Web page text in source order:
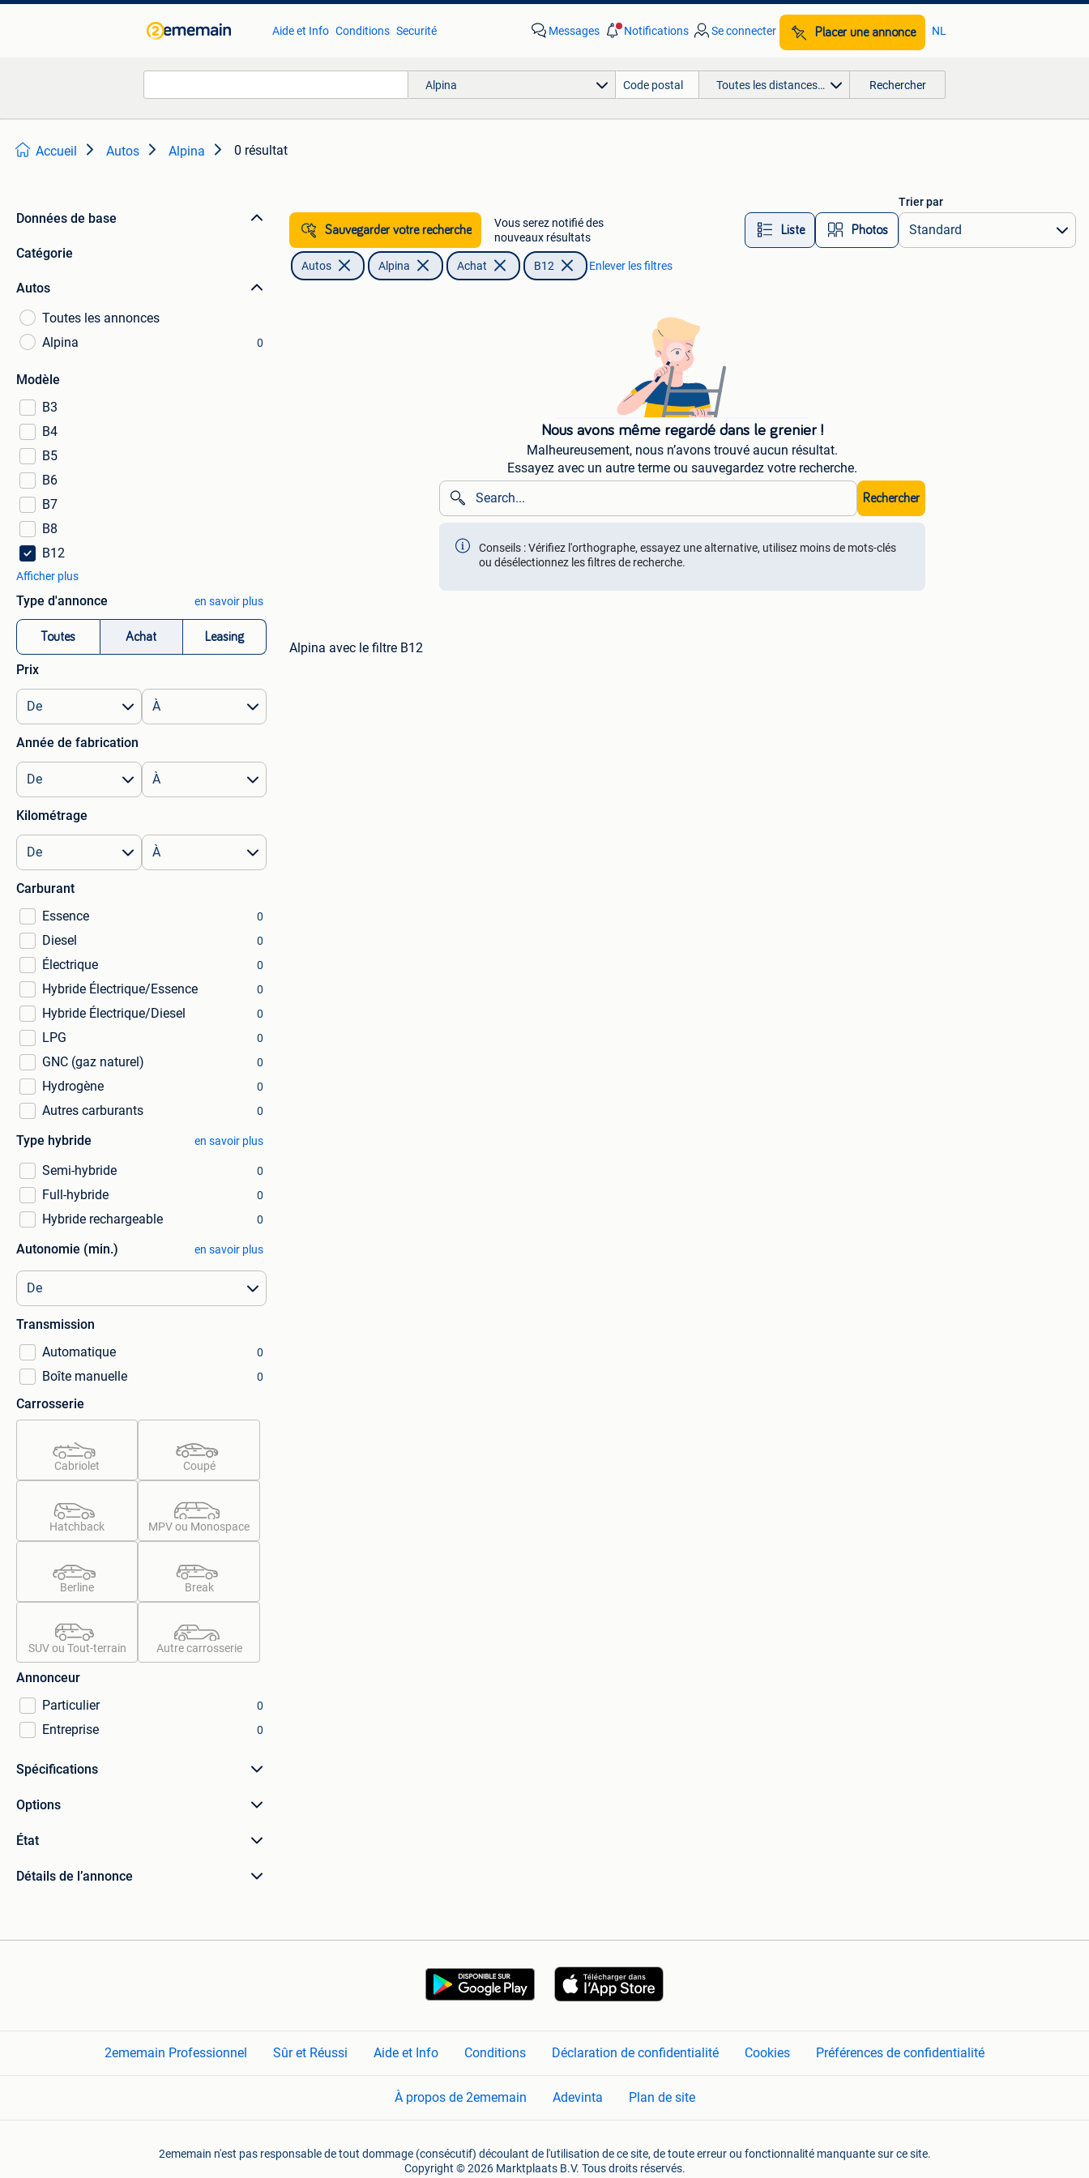
Aide et Info Conditions Securité Messages Notifications Se connecter Placer une annonce NL
Alpina Toutes les distances… Rechercher
Accueil Autos Alpina 0 résultat
Données de base
Catégorie
Autos
Toutes les annonces
Alpina
0
Modèle
B3
B4
B5
B6
B7
B8
B12
Afficher plus
Type d'annonce en savoir plus
Toutes Achat Leasing
Prix
Année de fabrication
Kilométrage
Carburant
Essence
0
Diesel 0
Électrique 0
Hybride Électrique/Essence 0
Hybride Électrique/Diesel 0
LPG 0
GNC (gaz naturel) 0
Hydrogène 0
Autres carburants 0
Type hybride en savoir plus
Semi-hybride 0
Full-hybride 0
Hybride rechargeable 0
Autonomie (min.) en savoir plus
Transmission
Automatique
0
Boîte manuelle 0
Carrosserie
Cabriolet Coupé
Hatchback MPV ou Monospace
Berline Break
SUV ou Tout-terrain Autre carrosserie
Annonceur
Particulier
0
Entreprise 0
Spécifications
Options
État
Détails de l’annonce
Sauvegarder votre recherche
Vous serez notifié des
nouveaux résultats
Liste Photos
Trier par
Autos Alpina Achat B12 Enlever les filtres
Nous avons même regardé dans le grenier !
Malheureusement, nous n’avons trouvé aucun résultat.
Essayez avec un autre terme ou sauvegardez votre recherche.
Rechercher
Conseils : Vérifiez l'orthographe, essayez une alternative, utilisez moins de mots-clés
ou désélectionnez les filtres de recherche.
Alpina avec le filtre B12
2ememain Professionnel Sûr et Réussi Aide et Info Conditions Déclaration de confidentialité Cookies Préférences de confidentialité
À propos de 2ememain Adevinta Plan de site
2ememain n'est pas responsable de tout dommage (consécutif) découlant de l'utilisation de ce site, de toute erreur ou fonctionnalité manquante sur ce site.
Copyright © 2026 Marktplaats B.V. Tous droits réservés.